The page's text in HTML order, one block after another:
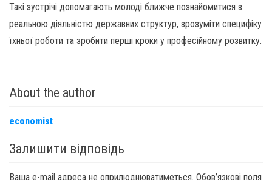
Такі зустрічі допомагають молоді ближче познайомитися з
реальною діяльністю державних структур, зрозуміти специфіку
їхньої роботи та зробити перші кроки у професійному розвитку.
About the author
economist
Залишити відповідь
Ваша e-mail адреса не оприлюднюватиметься. Обов’язкові поля